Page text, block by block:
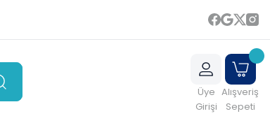
Üye
Girişi
Alışveriş
Sepeti